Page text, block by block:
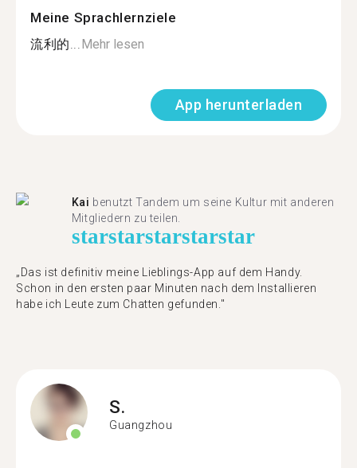
Meine Sprachlernziele
流利的...Mehr lesen
App herunterladen
Kai benutzt Tandem um seine Kultur mit anderen
Mitgliedern zu teilen.
starstarstarstarstar
„Das ist definitiv meine Lieblings-App auf dem Handy.
Schon in den ersten paar Minuten nach dem Installieren
habe ich Leute zum Chatten gefunden."
S.
Guangzhou